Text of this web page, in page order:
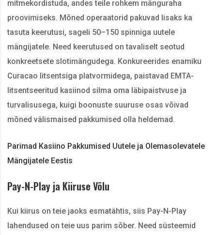
mitmekordistuda, andes teile rohkem mänguraha
proovimiseks. Mõned operaatorid pakuvad lisaks ka
tasuta keerutusi, sageli 50–150 spinniga uutele
mängijatele. Need keerutused on tavaliselt seotud
konkreetsete slotimängudega. Konkureerides enamiku
Curacao litsentsiga platvormidega, paistavad EMTA-
litsentseeritud kasiinod silma oma läbipaistvuse ja
turvalisusega, kuigi boonuste suuruse osas võivad
mõned välismaised pakkumised olla heldemad.
Parimad Kasiino Pakkumised Uutele ja Olemasolevatele
Mängijatele Eestis
Pay-N-Play ja Kiiruse Võlu
Kui kiirus on teie jaoks esmatähtis, siis Pay-N-Play
lahendused on teie uus parim sõber. Need süsteemid